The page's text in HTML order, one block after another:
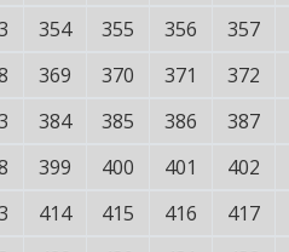
354 355 356 357
369 370 371 372
384 385 386 387
399 400 401 402
414 415 416 417